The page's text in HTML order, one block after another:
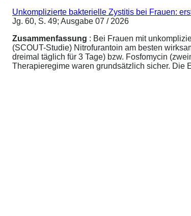
Unkomplizierte bakterielle Zystitis bei Frauen:
Jg. 60, S. 49; Ausgabe 07 / 2026
Zusammenfassung : Bei Frauen mit
(SCOUT-Studie) Nitrofurantoin am besten
dreimal täglich für 3 Tage) bzw. Fosfomycin
Therapieregime waren grundsätzlich sicher. Die